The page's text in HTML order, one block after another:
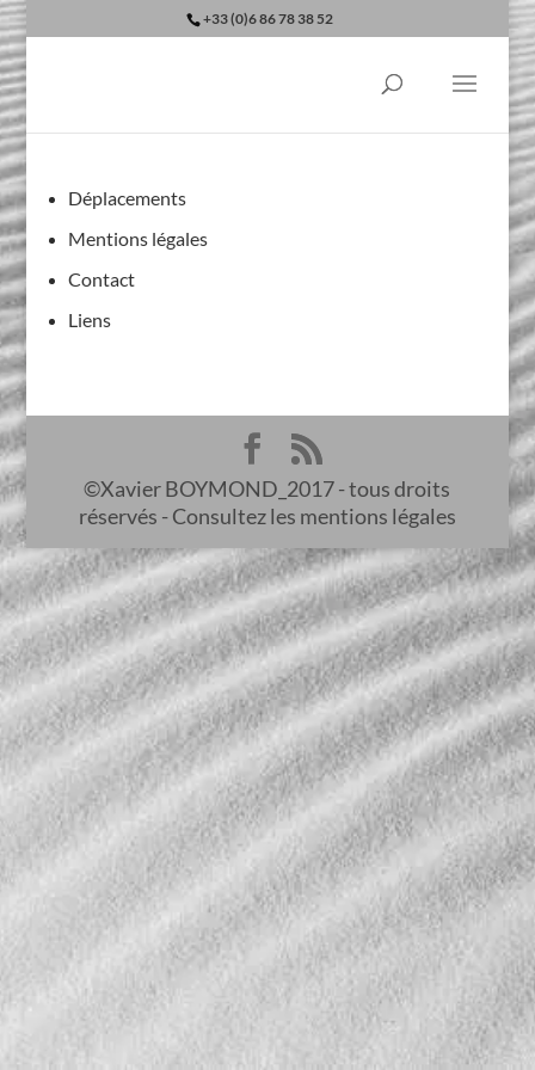
+33 (0)6 86 78 38 52
Déplacements
Mentions légales
Contact
Liens
©Xavier BOYMOND_2017 - tous droits
réservés - Consultez les mentions légales